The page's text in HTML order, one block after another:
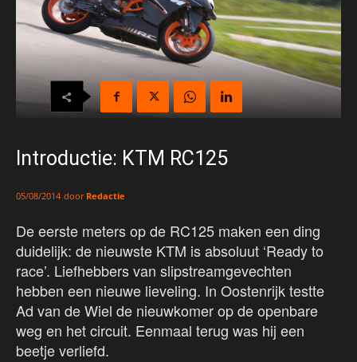
Introductie: KTM RC125
05/08/2014 door Redactie
De eerste meters op de RC125 maken een ding
duidelijk: de nieuwste KTM is absoluut ‘Ready to
race’. Liefhebbers van slipstreamgevechten
hebben een nieuwe lieveling. In Oostenrijk testte
Ad van de Wiel de nieuwkomer op de openbare
weg en het circuit. Eenmaal terug was hij een
beetje verliefd.